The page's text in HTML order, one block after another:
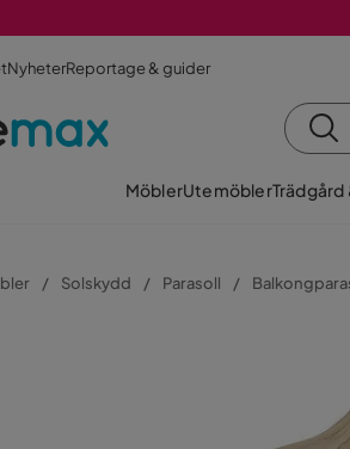
NyheterReportage & guider
MöblerUtemöblerTrädgård
Solskydd Parasoll